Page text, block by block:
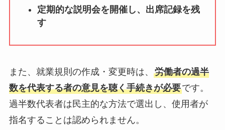
定期的な説明会を開催し、出席記録を残
す
また、就業規則の作成・変更時は、 労働者の過半
数を代表する者の意見を聴く手続きが必要です。
過半数代表者は民主的な方法で選出し、使用者が
指名することは認められません。